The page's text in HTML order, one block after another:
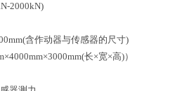
2000kN)
含作动器与传感器的尺寸)
长×宽×高)）